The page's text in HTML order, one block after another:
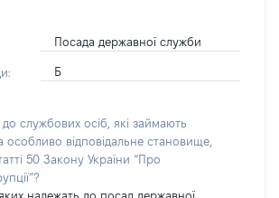
Посада державної служби
Б
службових осіб, які займають
особливо відповідальне становище,
50 Закону України “Про
належать до посад державної